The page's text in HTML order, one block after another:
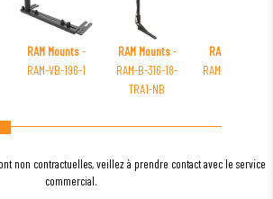
RAM Mounts-
RAM-VB-196-1
RAM Mounts-
RAM-B-316-18-
TRA1-NB
RAM Mounts
RAM-B-138-GA12
non contractuelles, veillez à prendre contact avec le service
commercial.